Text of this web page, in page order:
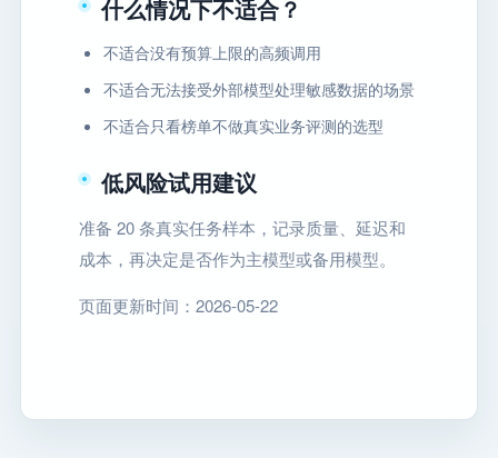
什么情况下不适合？
不适合没有预算上限的高频调用
不适合无法接受外部模型处理敏感数据的场景
不适合只看榜单不做真实业务评测的选型
低风险试用建议
准备 20 条真实任务样本，记录质量、延迟和
成本，再决定是否作为主模型或备用模型。
页面更新时间：2026-05-22